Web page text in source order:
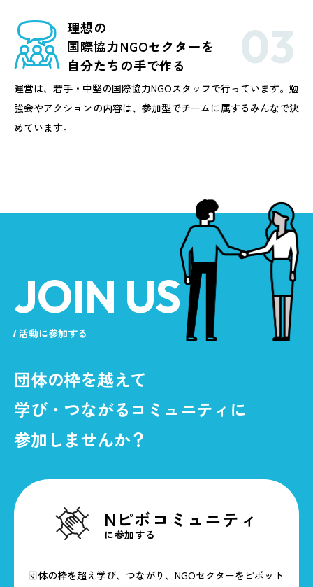
理想の
国際協力NGOセクターを
自分たちの手で作る
運営は、若手・中堅の国際協力NGOスタッフで行っています。勉
強会やアクションの内容は、参加型でチームに属するみんなで決
めています。
JOIN US
活動に参加する
団体の枠を越えて
学び・つながるコミュニティに
参加しませんか？
Nピボコミュニティ
に参加する
団体の枠を超え学び、つながり、NGOセクターをピボット